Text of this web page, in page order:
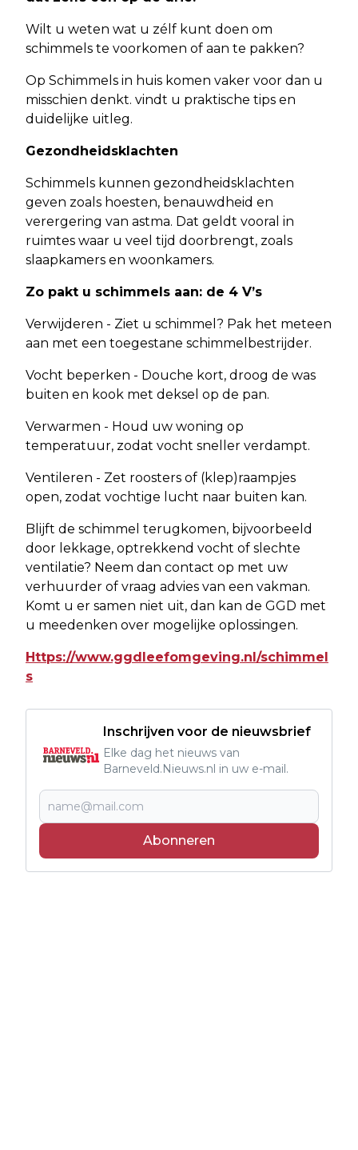
Wilt u weten wat u zélf kunt doen om
schimmels te voorkomen of aan te pakken?
Op Schimmels in huis komen vaker voor dan u
misschien denkt. vindt u praktische tips en
duidelijke uitleg.
Gezondheidsklachten
Schimmels kunnen gezondheidsklachten
geven zoals hoesten, benauwdheid en
verergering van astma. Dat geldt vooral in
ruimtes waar u veel tijd doorbrengt, zoals
slaapkamers en woonkamers.
Zo pakt u schimmels aan: de 4 V’s
Verwijderen - Ziet u schimmel? Pak het meteen
aan met een toegestane schimmelbestrijder.
Vocht beperken - Douche kort, droog de was
buiten en kook met deksel op de pan.
Verwarmen - Houd uw woning op
temperatuur, zodat vocht sneller verdampt.
Ventileren - Zet roosters of (klep)raampjes
open, zodat vochtige lucht naar buiten kan.
Blijft de schimmel terugkomen, bijvoorbeeld
door lekkage, optrekkend vocht of slechte
ventilatie? Neem dan contact op met uw
verhuurder of vraag advies van een vakman.
Komt u er samen niet uit, dan kan de GGD met
u meedenken over mogelijke oplossingen.
Https://www.ggdleefomgeving.nl/schimmel
s
Inschrijven voor de nieuwsbrief
Elke dag het nieuws van
Barneveld.Nieuws.nl in uw e-mail.
Abonneren